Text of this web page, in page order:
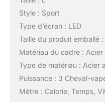
Style : Sport
Type d’écran : LED
Taille du produit emballé
Matériau du cadre : Acier
Type de matériau : Acier
Puissance : 3 Cheval-
Mètre : Calorie, Temps,